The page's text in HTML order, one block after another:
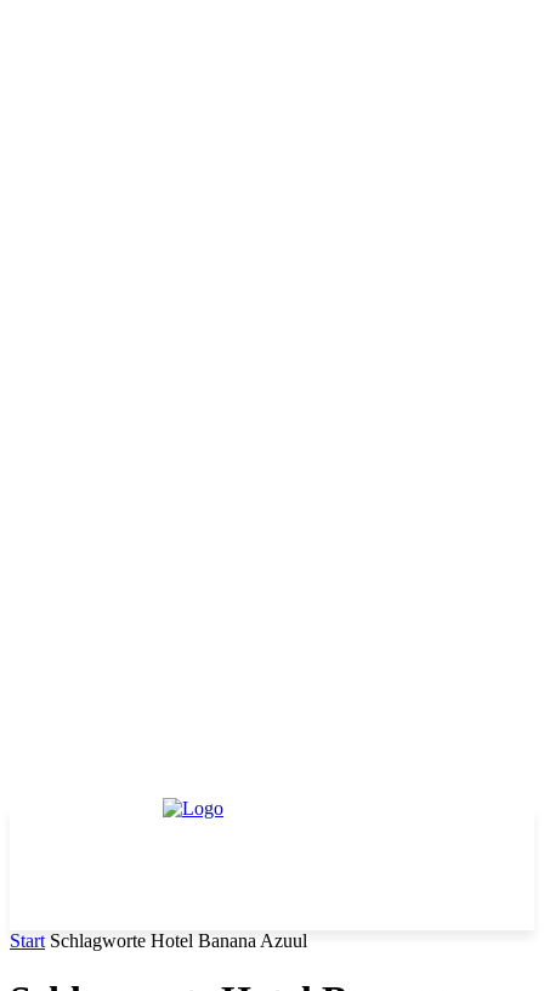
Start Schlagworte Hotel Banana Azuul